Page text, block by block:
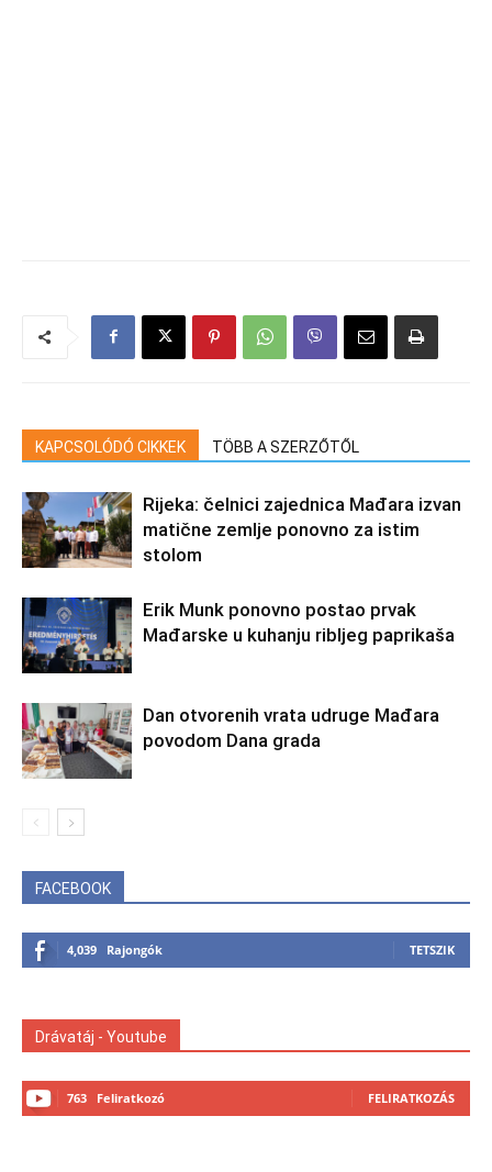
KAPCSOLÓDÓ CIKKEK TÖBB A SZERZŐTŐL
Rijeka: čelnici zajednica Mađara izvan
matične zemlje ponovno za istim
stolom
Erik Munk ponovno postao prvak
Mađarske u kuhanju ribljeg paprikaša
Dan otvorenih vrata udruge Mađara
povodom Dana grada
FACEBOOK
4,039 Rajongók TETSZIK
Drávatáj - Youtube
763 Feliratkozó FELIRATKOZÁS